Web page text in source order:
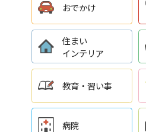
おでかけ
住まい
インテリア
教育・習い事
病院